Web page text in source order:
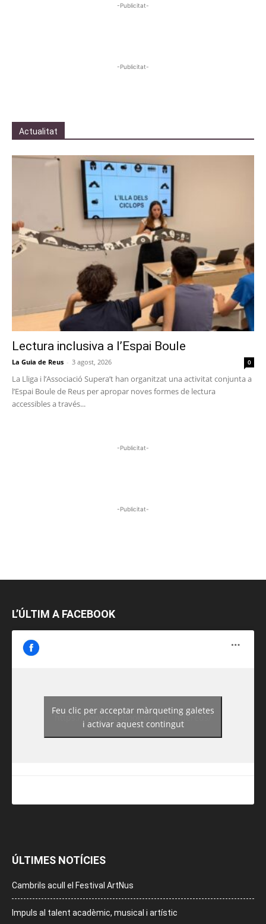
-Publicitat-
-Publicitat-
Actualitat
Lectura inclusiva a l’Espai Boule
La Guia de Reus - 3 agost, 2026 0
La Lliga i l’Associació Supera’t han organitzat una activitat conjunta a
l’Espai Boule de Reus per apropar noves formes de lectura
accessibles a través...
-Publicitat-
-Publicitat-
L’ÚLTIM A FACEBOOK
https://www.facebook.com/guiadereus/
Feu clic per acceptar màrqueting galetes
i activar aquest contingut
ÚLTIMES NOTÍCIES
Cambrils acull el Festival ArtNus
Impuls al talent acadèmic, musical i artístic